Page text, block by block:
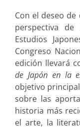
Con el deseo
perspectiva
Estudios
Congreso
edición llevará
de Japón en la
objetivo
sobre las
historia más
el arte, la